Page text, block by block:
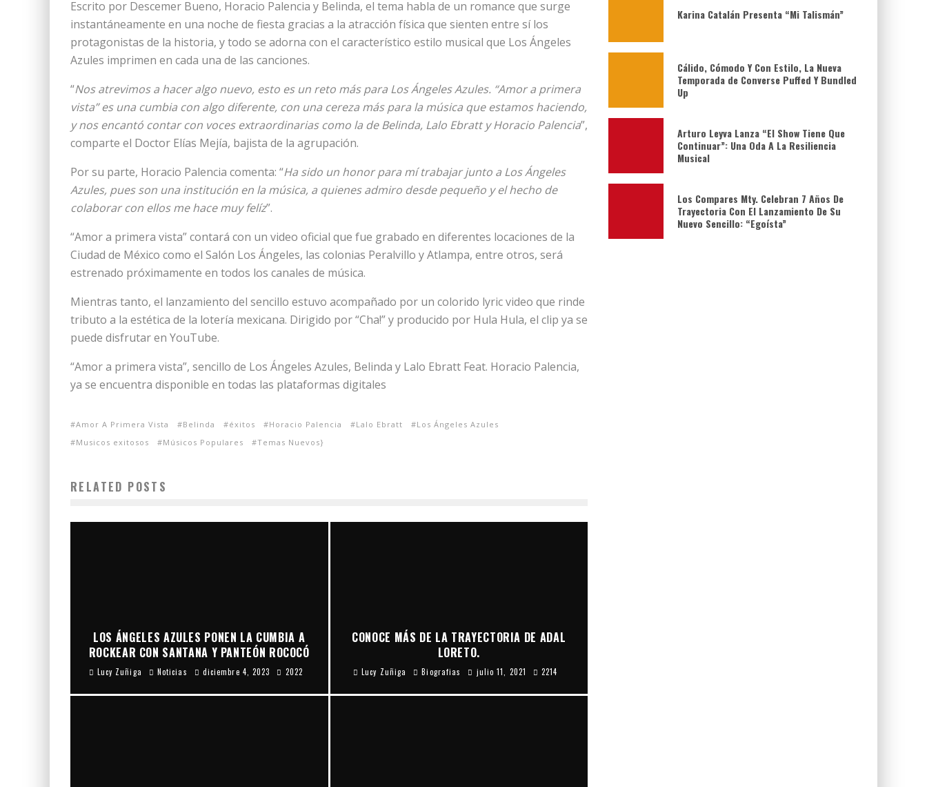
Escrito por Descemer Bueno, Horacio Palencia y Belinda, el tema habla de un romance que surge
instantáneamente en una noche de fiesta gracias a la atracción física que sienten entre sí los
protagonistas de la historia, y todo se adorna con el característico estilo musical que Los Ángeles
Azules imprimen en cada una de las canciones.
“Nos atrevimos a hacer algo nuevo, esto es un reto más para Los Ángeles Azules. “Amor a primera
vista” es una cumbia con algo diferente, con una cereza más para la música que estamos haciendo,
y nos encantó contar con voces extraordinarias como la de Belinda, Lalo Ebratt y Horacio Palencia”,
comparte el Doctor Elías Mejía, bajista de la agrupación.
Por su parte, Horacio Palencia comenta: “Ha sido un honor para mí trabajar junto a Los Ángeles
Azules, pues son una institución en la música, a quienes admiro desde pequeño y el hecho de
colaborar con ellos me hace muy felíz”.
“Amor a primera vista” contará con un video oficial que fue grabado en diferentes locaciones de la
Ciudad de México como el Salón Los Ángeles, las colonias Peralvillo y Atlampa, entre otros, será
estrenado próximamente en todos los canales de música.
Mientras tanto, el lanzamiento del sencillo estuvo acompañado por un colorido lyric video que rinde
tributo a la estética de la lotería mexicana. Dirigido por “Cha!” y producido por Hula Hula, el clip ya se
puede disfrutar en YouTube.
“Amor a primera vista”, sencillo de Los Ángeles Azules, Belinda y Lalo Ebratt Feat. Horacio Palencia,
ya se encuentra disponible en todas las plataformas digitales
Amor A Primera Vista Belinda éxitos Horacio Palencia Lalo Ebratt
Los Ángeles Azules
Musicos exitosos
Músicos Populares Temas Nuevos}
RELATED POSTS
LOS ÁNGELES AZULES PONEN LA CUMBIA A
ROCKEAR CON SANTANA Y PANTEÓN ROCOCÓ
Lucy Zuñiga Noticias diciembre 4, 2023 2022
CONOCE MÁS DE LA TRAYECTORIA DE ADAL
LORETO.
Lucy Zuñiga Biografias julio 11, 2021 2214
Karina Catalán Presenta “Mi Talismán”
Cálido, Cómodo Y Con Estilo, La Nueva
Temporada de Converse Puffed Y Bundled
Up
Arturo Leyva Lanza “El Show Tiene Que
Continuar”: Una Oda A La Resiliencia
Musical
Los Compares Mty. Celebran 7 Años De
Trayectoria Con El Lanzamiento De Su
Nuevo Sencillo: “Egoísta”